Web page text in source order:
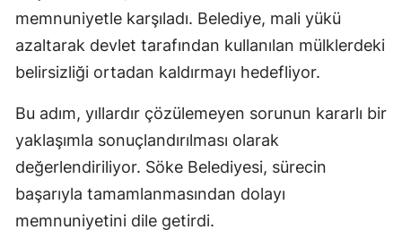
memnuniyetle karşıladı. Belediye, mali yükü
azaltarak devlet tarafından kullanılan mülklerdeki
belirsizliği ortadan kaldırmayı hedefliyor.
Bu adım, yıllardır çözülemeyen sorunun kararlı bir
yaklaşımla sonuçlandırılması olarak
değerlendiriliyor. Söke Belediyesi, sürecin
başarıyla tamamlanmasından dolayı
memnuniyetini dile getirdi.